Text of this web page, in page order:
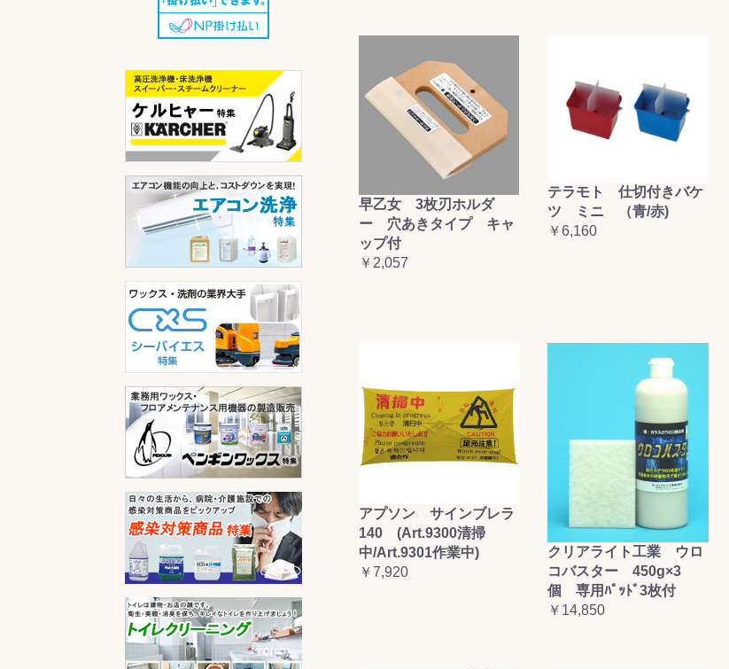
早乙女 3枚刃ホルダ
ー 穴あきタイプ キャ
ップ付
￥2,057
テラモト 仕切付きバケ
ツ ミニ （青/赤)
￥6,160
アプソン サインブレラ
140 (Art.9300清掃
中/Art.9301作業中)
￥7,920
クリアライト工業 ウロ
コバスター 450g×3
個 専用ﾊﾟｯﾄﾞ3枚付
￥14,850